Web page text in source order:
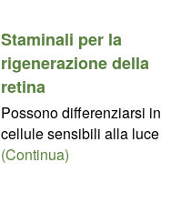
Staminali per la
rigenerazione della
retina
Possono differenziarsi in
cellule sensibili alla luce
(Continua)